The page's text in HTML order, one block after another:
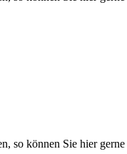
so können Sie hier